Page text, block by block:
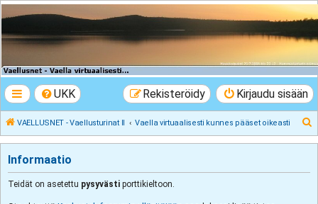
VAELLUSNET -
Vaellusturinat II
UKK Kirjaudu sisään
Rekisteröidy
VAELLUSNET - Vaellusturinat II Vaella virtuaalisesti kunnes pääset oikeasti
Informaatio
Teidät on asetettu pysyvästi porttikieltoon.